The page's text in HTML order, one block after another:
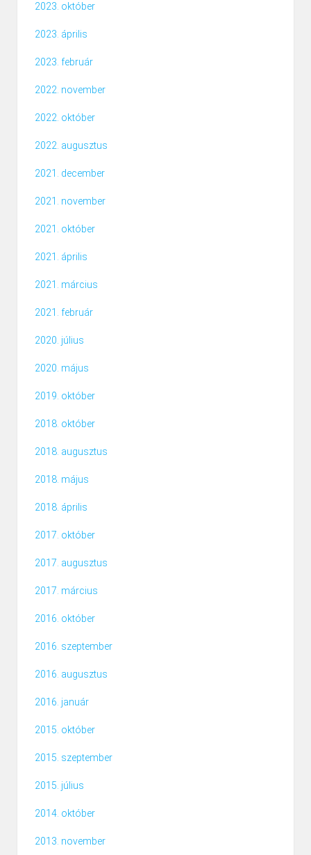
2023. október
2023. április
2023. február
2022. november
2022. október
2022. augusztus
2021. december
2021. november
2021. október
2021. április
2021. március
2021. február
2020. július
2020. május
2019. október
2018. október
2018. augusztus
2018. május
2018. április
2017. október
2017. augusztus
2017. március
2016. október
2016. szeptember
2016. augusztus
2016. január
2015. október
2015. szeptember
2015. július
2014. október
2013. november